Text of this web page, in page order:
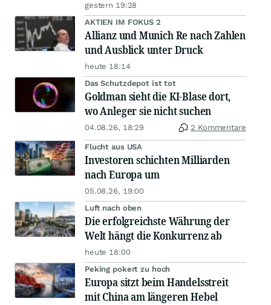
gestern 19:28
AKTIEN IM FOKUS 2
Allianz und Munich Re nach Zahlen
und Ausblick unter Druck
heute 18:14
Das Schutzdepot ist tot
Goldman sieht die KI-Blase dort,
wo Anleger sie nicht suchen
04.08.26, 18:29 2 Kommentare
Flucht aus USA
Investoren schichten Milliarden
nach Europa um
05.08.26, 19:00
Luft nach oben
Die erfolgreichste Währung der
Welt hängt die Konkurrenz ab
heute 18:00
Peking pokert zu hoch
Europa sitzt beim Handelsstreit
mit China am längeren Hebel